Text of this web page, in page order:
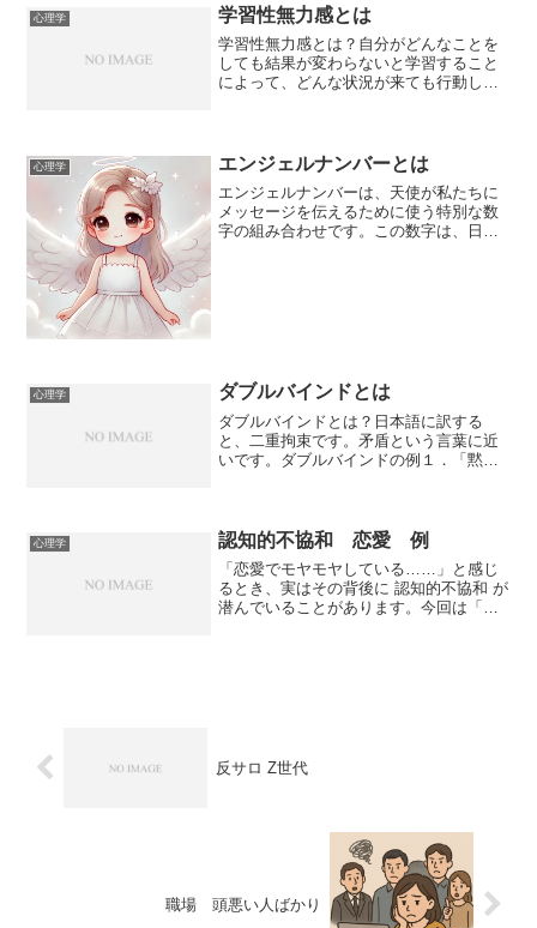
間の選択とは？「異時点間の選...
心理学 学習性無力感とは
学習性無力感とは？自分がどんなことを
しても結果が変わらないと学習すること
によって、どんな状況が来ても行動しな
どんなことがあるでしょう...
心理学 エンジェルナンバーとは
エンジェルナンバーは、天使が私たちに
メッセージを伝えるために使う特別な数
字の組み合わせです。この数字は、日常
心理学 ダブルバインドとは
ダブルバインドとは？日本語に訳する
と、二重拘束です。矛盾という言葉に近
いです。ダブルバインドの例１．「黙っ
「なんで失敗したのかわかっている...
心理学 認知的不協和 恋愛 例
「恋愛でモヤモヤしている……」と感じ
るとき、実はその背後に 認知的不協和 が
潜んでいることがあります。今回は「認
反サロ Z世代
職場 頭悪い人ばかり